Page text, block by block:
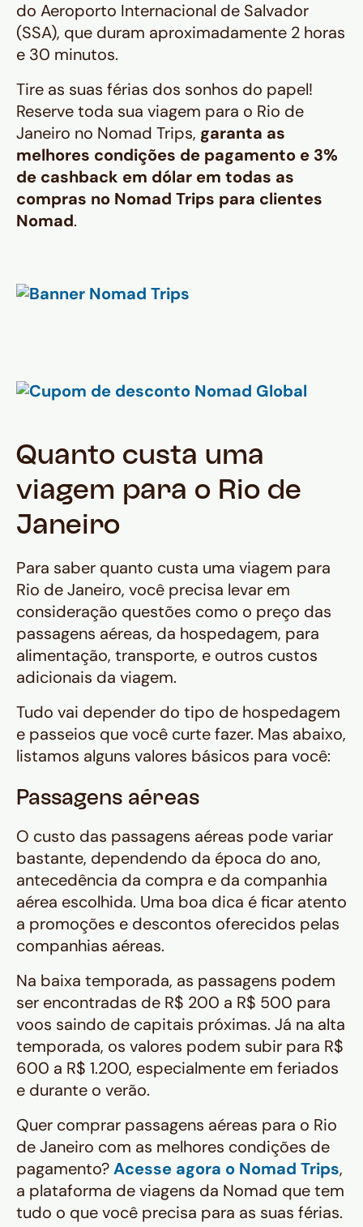
do Aeroporto Internacional de Salvador
(SSA), que duram aproximadamente 2 horas
e 30 minutos.
Tire as suas férias dos sonhos do papel!
Reserve toda sua viagem para o Rio de
Janeiro no Nomad Trips, garanta as
melhores condições de pagamento e 3%
de cashback em dólar em todas as
compras no Nomad Trips para clientes
Nomad.
Quanto custa uma
viagem para o Rio de
Janeiro
Para saber quanto custa uma viagem para
Rio de Janeiro, você precisa levar em
consideração questões como o preço das
passagens aéreas, da hospedagem, para
alimentação, transporte, e outros custos
adicionais da viagem.
Tudo vai depender do tipo de hospedagem
e passeios que você curte fazer. Mas abaixo,
listamos alguns valores básicos para você:
Passagens aéreas
O custo das passagens aéreas pode variar
bastante, dependendo da época do ano,
antecedência da compra e da companhia
aérea escolhida. Uma boa dica é ficar atento
a promoções e descontos oferecidos pelas
companhias aéreas.
Na baixa temporada, as passagens podem
ser encontradas de R$ 200 a R$ 500 para
voos saindo de capitais próximas. Já na alta
temporada, os valores podem subir para R$
600 a R$ 1.200, especialmente em feriados
e durante o verão.
Quer comprar passagens aéreas para o Rio
de Janeiro com as melhores condições de
pagamento?Acesse agora o Nomad Trips,
a plataforma de viagens da Nomad que tem
tudo o que você precisa para as suas férias.